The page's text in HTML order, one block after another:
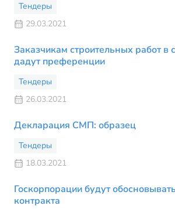
Тендеры
29.03.2021
Заказчикам строительных работ в
дадут преференции
Тендеры
26.03.2021
Декларация СМП: образец
Тендеры
18.03.2021
Госкорпорации будут
контракта